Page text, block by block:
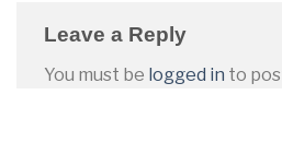
Leave a Reply
You must be logged in to